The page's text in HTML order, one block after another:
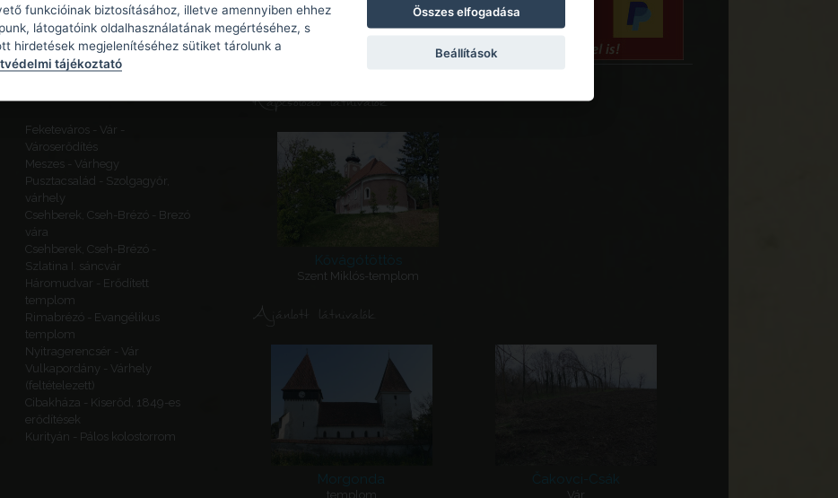
Feketeváros - Vár -
Városerődítés
Meszes - Várhegy
Pusztacsalád - Szolgagyőr,
várhely
Csehberek, Cseh-Brézó - Brezó
vára
Csehberek, Cseh-Brézó -
Szlatina I. sáncvár
Háromudvar - Erődített
templom
Rimabrézó - Evangélikus
templom
Nyitragerencsér - Vár
Vulkapordány - Várhely
(feltételezett)
Cibakháza - Kiserőd, 1849-es
erődítések
Kurityán - Pálos kolostorrom
Kapcsolódó látnivalók
Kővágótöttös
Szent Miklós-templom
Ajánlott látnivalók
Morgonda
templom
Čakovci-Csák
Vár
funkcióinak biztosításához, illetve amennyiben ehhez
látogatóink oldalhasználatának megértéséhez, s
hirdetések megjelenítéséhez sütiket tárolunk a
tájékoztató
Összes elfogadása
Beállítások